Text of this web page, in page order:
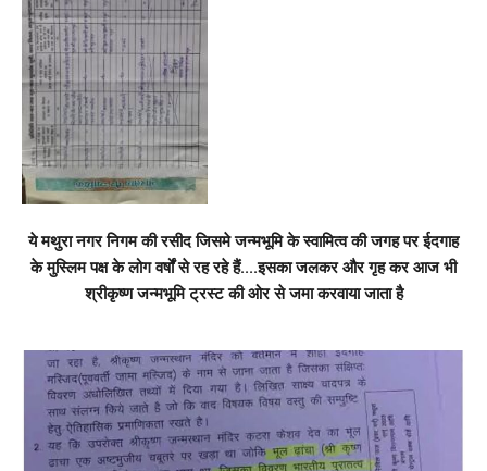
ये मथुरा नगर निगम की रसीद जिसमे जन्मभूमि के स्वामित्व की जगह पर ईदगाह
के मुस्लिम पक्ष के लोग वर्षों से रह रहे हैं....इसका जलकर और गृह कर आज भी
श्रीकृष्ण जन्मभूमि ट्रस्ट की ओर से जमा करवाया जाता है